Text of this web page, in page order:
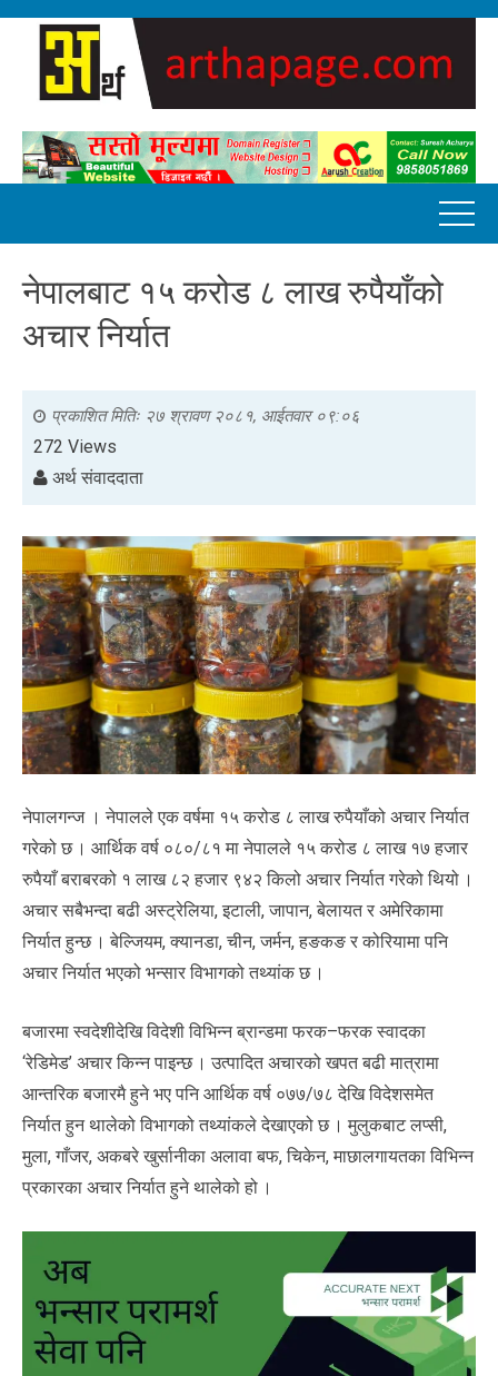
नेपालबाट १५ करोड ८ लाख रुपैयाँको
अचार निर्यात
प्रकाशित मितिः २७ श्रावण २०८१, आईतवार ०९:०६
272 Views
अर्थ संवाददाता
नेपालगन्ज । नेपालले एक वर्षमा १५ करोड ८ लाख रुपैयाँको अचार निर्यात
गरेको छ । आर्थिक वर्ष ०८०/८१ मा नेपालले १५ करोड ८ लाख १७ हजार
रुपैयाँ बराबरको १ लाख ८२ हजार ९४२ किलो अचार निर्यात गरेको थियो ।
अचार सबैभन्दा बढी अस्ट्रेलिया, इटाली, जापान, बेलायत र अमेरिकामा
निर्यात हुन्छ । बेल्जियम, क्यानडा, चीन, जर्मन, हङकङ र कोरियामा पनि
अचार निर्यात भएको भन्सार विभागको तथ्यांक छ ।
बजारमा स्वदेशीदेखि विदेशी विभिन्न ब्रान्डमा फरक–फरक स्वादका
‘रेडिमेड’ अचार किन्न पाइन्छ । उत्पादित अचारको खपत बढी मात्रामा
आन्तरिक बजारमै हुने भए पनि आर्थिक वर्ष ०७७/७८ देखि विदेशसमेत
निर्यात हुन थालेको विभागको तथ्यांकले देखाएको छ । मुलुकबाट लप्सी,
मुला, गाँजर, अकबरे खुर्सानीका अलावा बफ, चिकेन, माछालगायतका विभिन्न
प्रकारका अचार निर्यात हुने थालेको हो ।